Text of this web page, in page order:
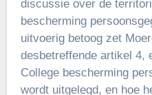
discussie over de
bescherming
uitvoerig betoog zet
desbetreffende artikel 4,
College bescherming
wordt uitgelegd, en hoe